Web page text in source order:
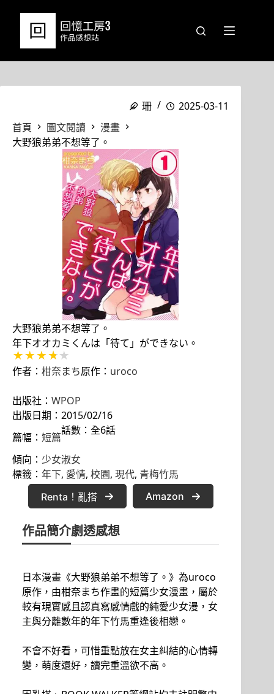
珊
2025-03-11
首頁
圖文閱讀
漫畫
大野狼弟弟不想等了。
大野狼弟弟不想等了。
年下オオカミくんは「待て」ができない。
作者： 柑奈まち原作： uroco
出版社： WPOP
出版日期：2015/02/16
篇幅： 短篇
話數：全6話
傾向： 少女淑女
標籤： 年下, 愛情, 校園, 現代, 青梅竹馬
Renta！亂搭 Amazon
作品簡介劇透感想
日本漫畫《大野狼弟弟不想等了。》為uroco
原作，由柑奈まち作畫的短篇少女漫畫，屬於
較有現實感且認真寫感情戲的純愛少女漫，女
主與分離數年的年下竹馬重逢後相戀。
不會不好看，可惜重點放在女主糾結的心情轉
變，萌度還好，讀完重溫欲不高。